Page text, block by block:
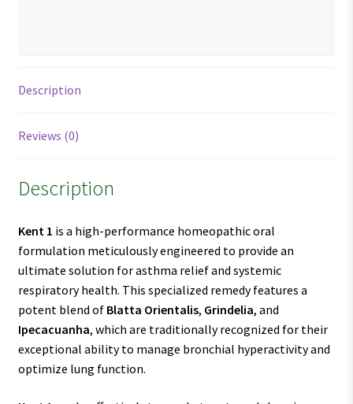
Description
Reviews (0)
Description
Kent 1 is a high-performance homeopathic oral
formulation meticulously engineered to provide an
ultimate solution for asthma relief and systemic
respiratory health. This specialized remedy features a
potent blend of Blatta Orientalis, Grindelia, and
Ipecacuanha, which are traditionally recognized for their
exceptional ability to manage bronchial hyperactivity and
optimize lung function.